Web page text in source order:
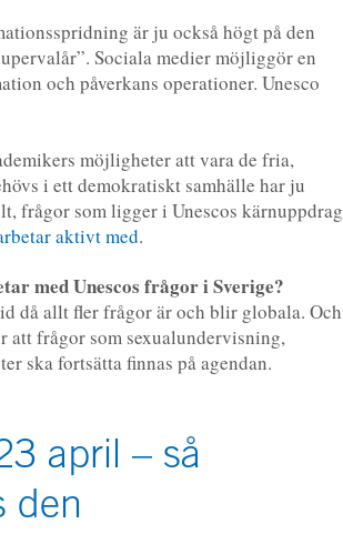
är ju också högt på den
Sociala medier möjliggör en
och påverkans operationer. Unesco
möjligheter att vara de fria,
i ett demokratiskt samhälle har ju
frågor som ligger i Unescos kärnuppdrag
aktivt med.
med Unescos frågor i Sverige?
då allt fler frågor är och blir globala. Och
att frågor som sexualundervisning,
ska fortsätta finnas på agendan.
april – så
den